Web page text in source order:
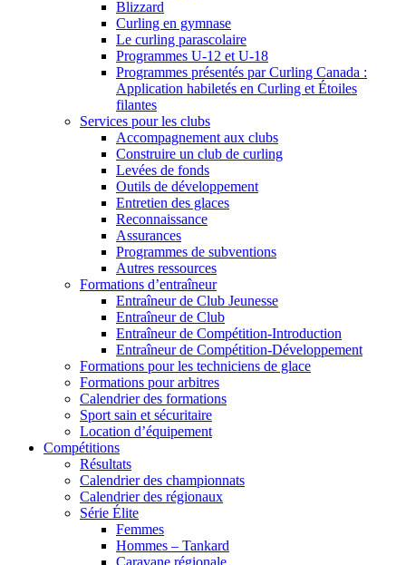
Blizzard
Curling en gymnase
Le curling parascolaire
Programmes U-12 et U-18
Programmes présentés par Curling Canada :
Application habiletés en Curling et Étoiles
filantes
Services pour les clubs
Accompagnement aux clubs
Construire un club de curling
Levées de fonds
Outils de développement
Entretien des glaces
Reconnaissance
Assurances
Programmes de subventions
Autres ressources
Formations d’entraîneur
Entraîneur de Club Jeunesse
Entraîneur de Club
Entraîneur de Compétition-Introduction
Entraîneur de Compétition-Développement
Formations pour les techniciens de glace
Formations pour arbitres
Calendrier des formations
Sport sain et sécuritaire
Location d’équipement
Compétitions
Résultats
Calendrier des championnats
Calendrier des régionaux
Série Élite
Femmes
Hommes – Tankard
Caravane régionale